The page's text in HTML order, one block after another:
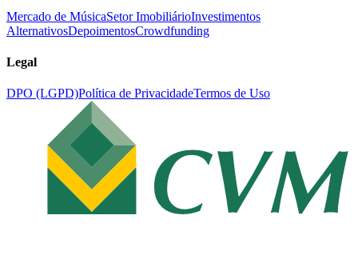
Mercado de MúsicaSetor ImobiliárioInvestimentos
AlternativosDepoimentosCrowdfunding
Legal
DPO (LGPD)Política de PrivacidadeTermos de Uso